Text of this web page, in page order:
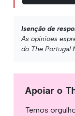
Isenção de
As opiniões
do The Portugal
Apoiar o
Temos